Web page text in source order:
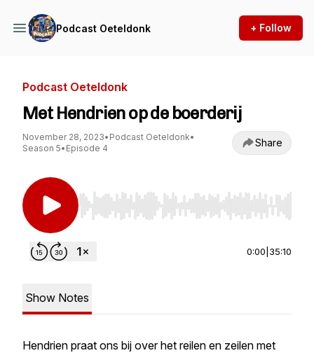
Podcast Oeteldonk + Follow
Podcast Oeteldonk
Met Hendrien op de boerderij
November 28, 2023• Podcast Oeteldonk•
Season 5• Episode 4 Share
Use Left/Right to seek, Home/End to jump to
0:00 35:10
Show Notes
Hendrien praat ons bij over het reilen en zeilen met